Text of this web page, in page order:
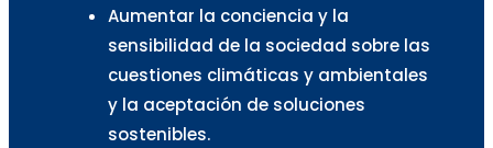
Aumentar la conciencia y la
sensibilidad de la sociedad sobre las
cuestiones climáticas y ambientales
y la aceptación de soluciones
sostenibles.